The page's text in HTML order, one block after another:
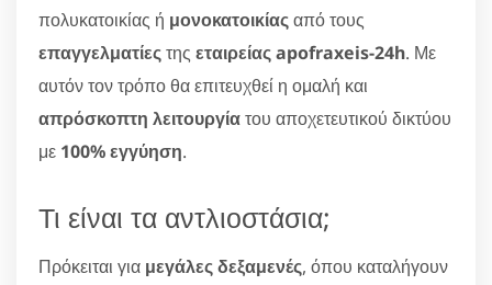
πολυκατοικίας ή μονοκατοικίαςαπό τους
επαγγελματίεςτης εταιρείας apofraxeis-24h. Με
αυτόν τον τρόπο θα επιτευχθεί η ομαλή και
απρόσκοπτη λειτουργίατου αποχετευτικού δικτύου
με 100% εγγύηση.
Τι είναι τα αντλιοστάσια;
Πρόκειται για μεγάλες δεξαμενές, όπου καταλήγουν